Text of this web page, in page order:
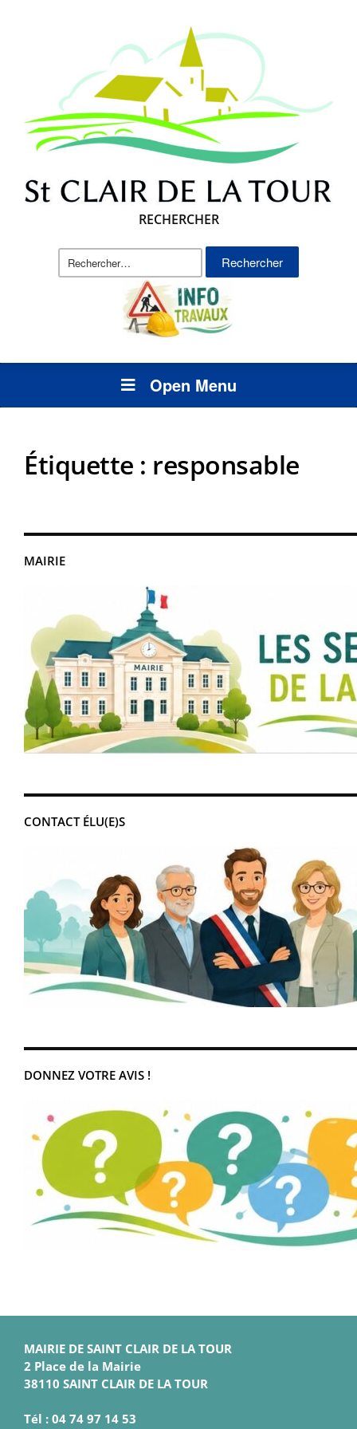
RECHERCHER
Rechercher :
Open Menu
MAIRIE
CONTACT ÉLU(E)S
DONNEZ VOTRE AVIS !
Étiquette : responsable
MAIRIE DE SAINT CLAIR DE LA TOUR
2 Place de la Mairie
38110 SAINT CLAIR DE LA TOUR
Tél : 04 74 97 14 53